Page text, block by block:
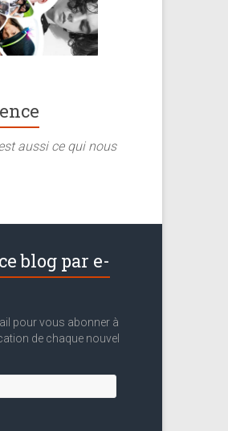
aussi ce qui nous
blog par e-
pour vous abonner à
de chaque nouvel